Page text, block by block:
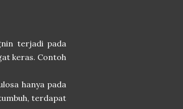
terjadi pada
keras. Contoh
hanya pada
terdapat